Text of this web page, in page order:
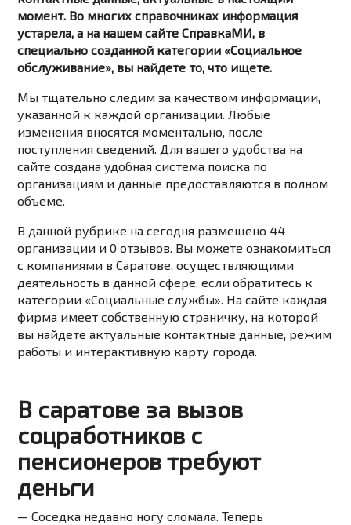
момент. Во многих справочниках информация
устарела, а на нашем сайте СправкаМИ, в
специально созданной категории «Социальное
обслуживание», вы найдете то, что ищете.
Мы тщательно следим за качеством информации,
указанной к каждой организации. Любые
изменения вносятся моментально, после
поступления сведений. Для вашего удобства на
сайте создана удобная система поиска по
организациям и данные предоставляются в полном
объеме.
В данной рубрике на сегодня размещено 44
организации и 0 отзывов. Вы можете ознакомиться
с компаниями в Саратове, осуществляющими
деятельность в данной сфере, если обратитесь к
категории «Социальные службы». На сайте каждая
фирма имеет собственную страничку, на которой
вы найдете актуальные контактные данные, режим
работы и интерактивную карту города.
В саратове за вызов
соцработников с
пенсионеров требуют
деньги
— Соседка недавно ногу сломала. Теперь